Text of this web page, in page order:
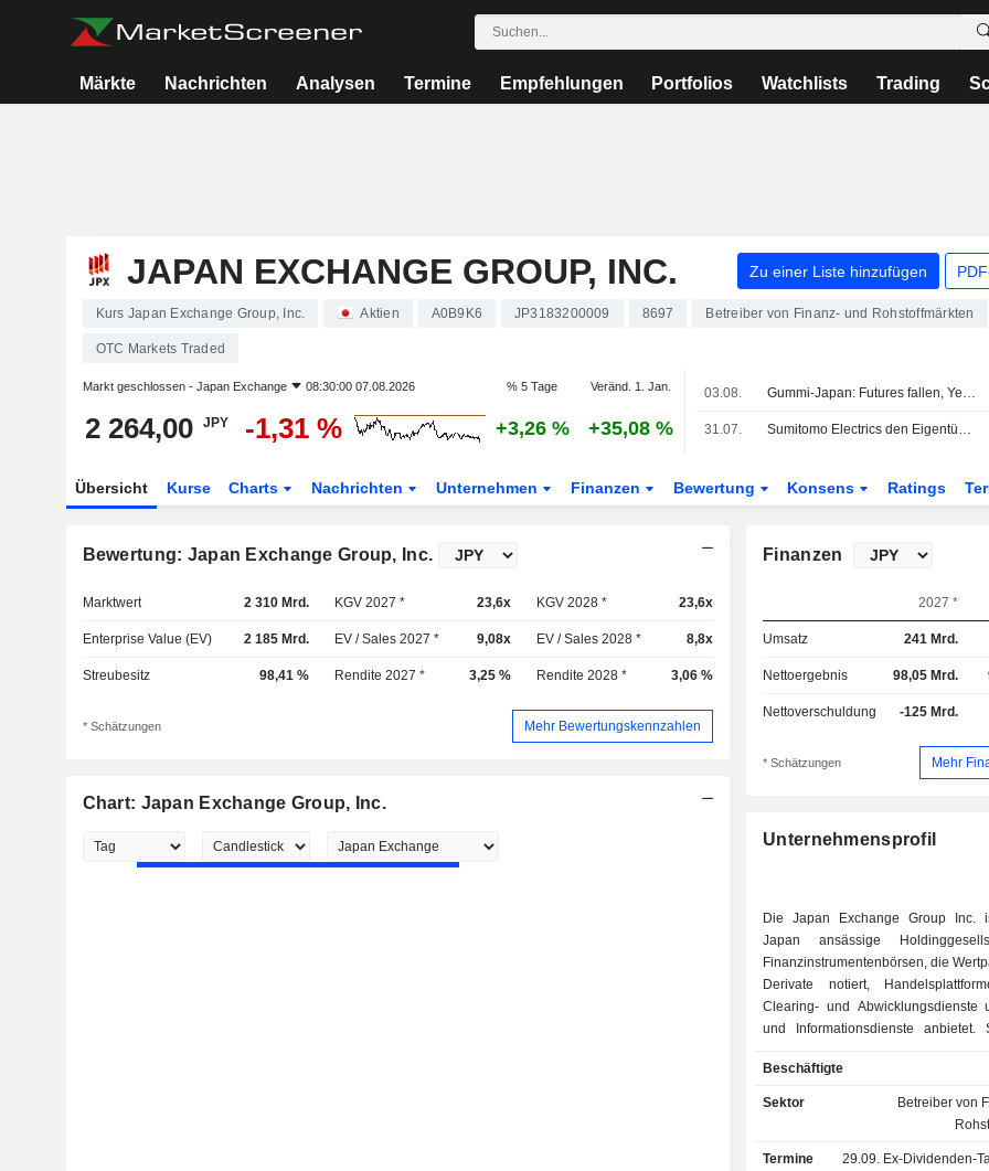
Märkte Nachrichten Analysen Termine Empfehlungen Portfolios Watchlists Trading
JAPAN EXCHANGE GROUP, INC. Zu einer Liste hinzufügen
Kurs Japan Exchange Group, Inc. Aktien A0B9K6 JP3183200009 8697 Betreiber von Finanz- und Rohstoffmärkten
OTC Markets Traded
Markt geschlossen - Japan Exchange 08:30:00 07.08.2026 % 5 Tage Veränd. 1. Jan.
2 264,00 JPY -1,31 % +3,26 % +35,08 %
03.08. Gummi-Japan: Futures fallen, Yen legt kräftig zu, Ölpreise rutschen wegen Iran-Gesprächen ab
31.07. Sumitomo Electrics den Eigentümern zurechenbarer Gewinn springt im 1. Geschäftsquartal um 89% nach oben
Übersicht Kurse Charts Nachrichten Unternehmen Finanzen Bewertung Konsens Ratings
Bewertung: Japan Exchange Group, Inc.
Marktwert 2 310 Mrd. KGV 2027 * 23,6x KGV 2028 * 23,6x
Enterprise Value (EV) 2 185 Mrd. EV / Sales 2027 * 9,08x EV / Sales 2028 * 8,8x
Streubesitz 98,41 % Rendite 2027 * 3,25 % Rendite 2028 * 3,06 %
* Schätzungen Mehr Bewertungskennzahlen
Chart: Japan Exchange Group, Inc.
Finanzen
2027 *
Umsatz 241 Mrd.
Nettoergebnis 98,05 Mrd.
Nettoverschuldung -125 Mrd.
* Schätzungen Mehr
Unternehmensprofil
Die Japan Exchange Group Inc.
Japan ansässige
Finanzinstrumentenbörsen, die
Derivate notiert,
Clearing- und Abwicklungsdienste
und Informationsdienste
Exchange Business“ tätig. Der
konzentriert sich auf den
Derivatemarkt bietet den Handel
Optionen auf
Beschäftigte
Sektor
Betreiber von
Termine 29.09. Ex-Dividenden-